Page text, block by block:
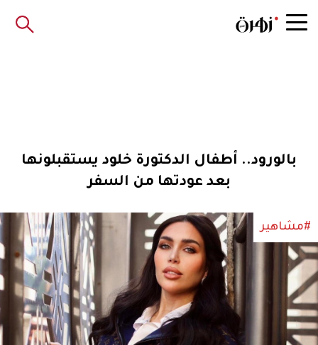
بالورود.. أطفال الدكتورة خلود يستقبلونها
بعد عودتها من السفر
#مشاهير